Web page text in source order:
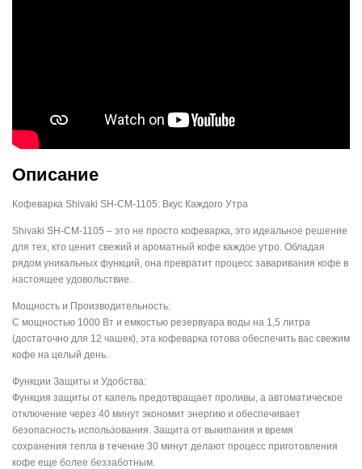
Описание
Кофеварка Shivaki SH-CM-1105: Вкус Каждого Утра
Shivaki SH-CM-1105 – это не просто кофеварка, это идеальное решение
для тех, кто ценит свежий и ароматный кофе каждое утро. Обладая
рядом уникальных функций, она превратит процесс заваривания кофе в
настоящее удовольствие.
Мощность и Производительность:
С мощностью 1000 Вт и емкостью резервуара воды на 1,5 литра
(достаточно для 12 чашек), эта кофеварка готова обеспечить вас свежим
кофе на целый день.
Функции Защиты и Удобства:
Функция защиты от капель предотвращает проливы, а автоматическое
отключение через 40 минут экономит энергию и обеспечивает
безопасность использования. Защита от выкипания и время
сохранения тепла в течение 30 минут делают процесс приготовления
кофе еще более беззаботным.